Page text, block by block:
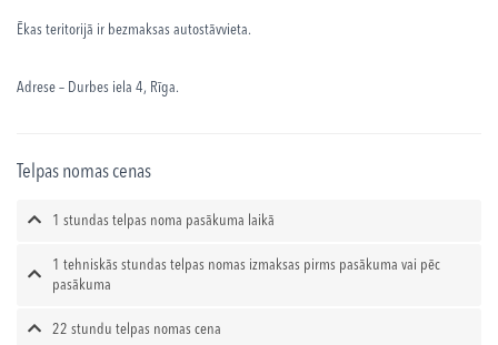
Ēkas teritorijā ir bezmaksas autostāvvieta.
Adrese – Durbes iela 4, Rīga.
Telpas nomas cenas
1 stundas telpas noma pasākuma laikā
1 tehniskās stundas telpas nomas izmaksas pirms pasākuma vai pēc
pasākuma
22 stundu telpas nomas cena